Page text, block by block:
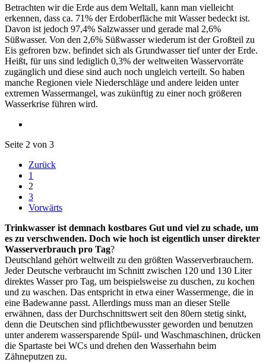
Betrachten wir die Erde aus dem Weltall, kann man vielleicht
erkennen, dass ca. 71% der Erdoberfläche mit Wasser bedeckt ist.
Davon ist jedoch 97,4% Salzwasser und gerade mal 2,6%
Süßwasser. Von den 2,6% Süßwasser wiederum ist der Großteil zu
Eis gefroren bzw. befindet sich als Grundwasser tief unter der Erde.
Heißt, für uns sind lediglich 0,3% der weltweiten Wasservorräte
zugänglich und diese sind auch noch ungleich verteilt. So haben
manche Regionen viele Niederschläge und andere leiden unter
extremen Wassermangel, was zukünftig zu einer noch größeren
Wasserkrise führen wird.
Seite 2 von 3
Zurück
1
2
3
Vorwärts
Trinkwasser ist demnach kostbares Gut und viel zu schade, um
es zu verschwenden. Doch wie hoch ist eigentlich unser direkter
Wasserverbrauch pro Tag?
Deutschland gehört weltweilt zu den größten Wasserverbrauchern.
Jeder Deutsche verbraucht im Schnitt zwischen 120 und 130 Liter
direktes Wasser pro Tag, um beispielsweise zu duschen, zu kochen
und zu waschen. Das entspricht in etwa einer Wassermenge, die in
eine Badewanne passt. Allerdings muss man an dieser Stelle
erwähnen, dass der Durchschnittswert seit den 80ern stetig sinkt,
denn die Deutschen sind pflichtbewusster geworden und benutzen
unter anderem wassersparende Spül- und Waschmaschinen, drücken
die Spartaste bei WCs und drehen den Wasserhahn beim
Zähneputzen zu.